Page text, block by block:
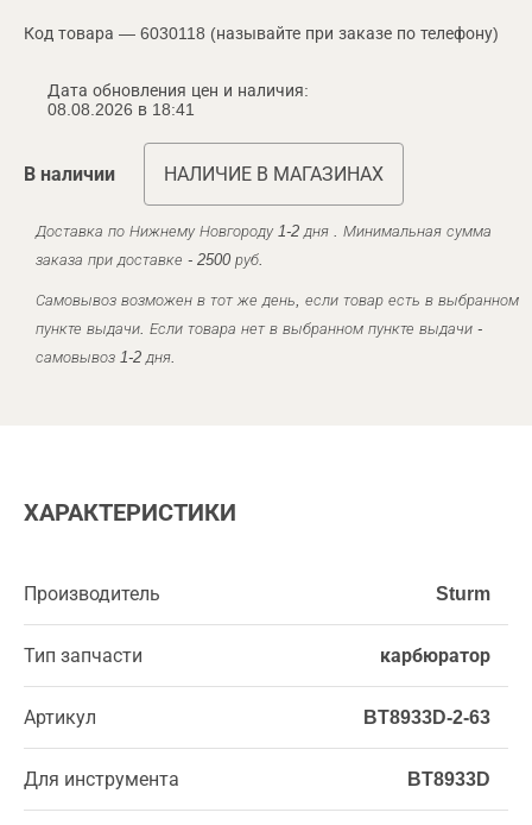
Код товара — 6030118 (называйте при заказе по телефону)
Дата обновления цен и наличия:
08.08.2026 в 18:41
В наличии НАЛИЧИЕ В МАГАЗИНАХ
Доставка по Нижнему Новгороду 1-2 дня . Минимальная сумма
заказа при доставке - 2500 руб.
Самовывоз возможен в тот же день, если товар есть в выбранном
пункте выдачи. Если товара нет в выбранном пункте выдачи -
самовывоз 1-2 дня.
ХАРАКТЕРИСТИКИ
Производитель Sturm
Тип запчасти карбюратор
Артикул BT8933D-2-63
Для инструмента BT8933D